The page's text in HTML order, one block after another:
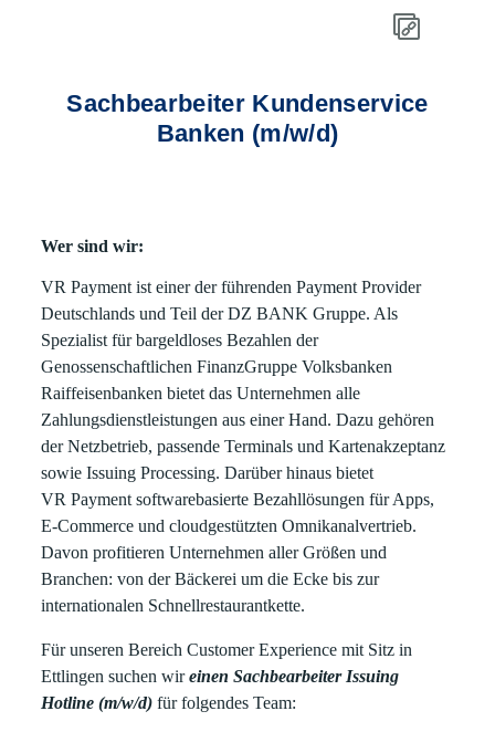
Sachbearbeiter Kundenservice
Banken (m/w/d)
Wer sind wir:
VR Payment ist einer der führenden Payment Provider
Deutschlands und Teil der DZ BANK Gruppe. Als
Spezialist für bargeldloses Bezahlen der
Genossenschaftlichen FinanzGruppe Volksbanken
Raiffeisenbanken bietet das Unternehmen alle
Zahlungsdienstleistungen aus einer Hand. Dazu gehören
der Netzbetrieb, passende Terminals und Kartenakzeptanz
sowie Issuing Processing. Darüber hinaus bietet
VR Payment softwarebasierte Bezahllösungen für Apps,
E-Commerce und cloudgestützten Omnikanalvertrieb.
Davon profitieren Unternehmen aller Größen und
Branchen: von der Bäckerei um die Ecke bis zur
internationalen Schnellrestaurantkette.
Für unseren Bereich Customer Experience mit Sitz in
Ettlingen suchen wireinen Sachbearbeiter Issuing
Hotline (m/w/d) für folgendes Team: